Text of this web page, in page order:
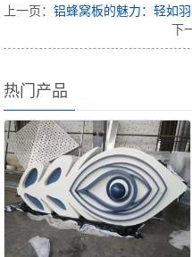
上一页：铝蜂窝板的魅力：轻如
下
热门产品